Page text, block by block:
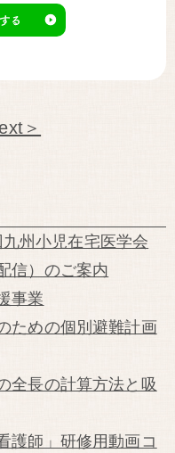
＞
州小児在宅医学会
信）のご案内
事業
ための個別避難計画
全長の計算方法と吸
護師」研修用動画コ